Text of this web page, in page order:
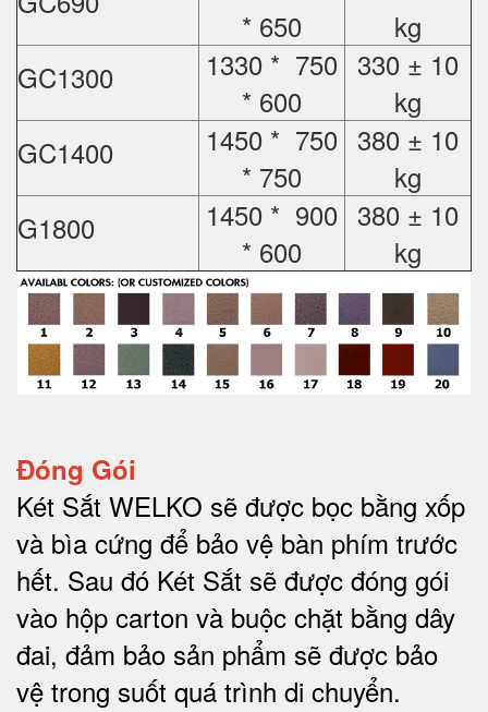
* 650
kg
GC1300
1330 * 750
* 600
330 ± 10
kg
GC1400
1450 * 750
* 750
380 ± 10
kg
G1800
1450 * 900
* 600
380 ± 10
kg
Đóng Gói
Két Sắt WELKO sẽ được bọc bằng xốp
và bìa cứng để bảo vệ bàn phím trước
hết. Sau đó Két Sắt sẽ được đóng gói
vào hộp carton và buộc chặt bằng dây
đai, đảm bảo sản phẩm sẽ được bảo
vệ trong suốt quá trình di chuyển.